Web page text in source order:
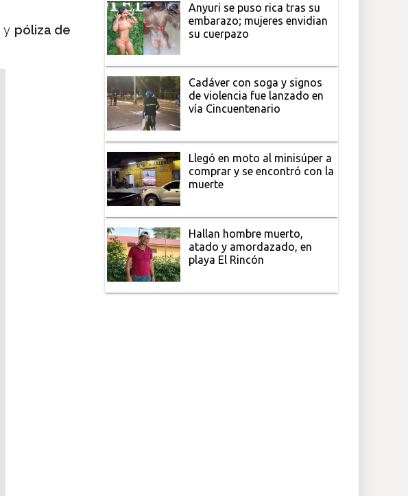
y póliza de
Anyuri se puso rica tras su
embarazo; mujeres envidian
su cuerpazo
Cadáver con soga y signos
de violencia fue lanzado en
vía Cincuentenario
Llegó en moto al minisúper a
comprar y se encontró con la
muerte
Hallan hombre muerto,
atado y amordazado, en
playa El Rincón